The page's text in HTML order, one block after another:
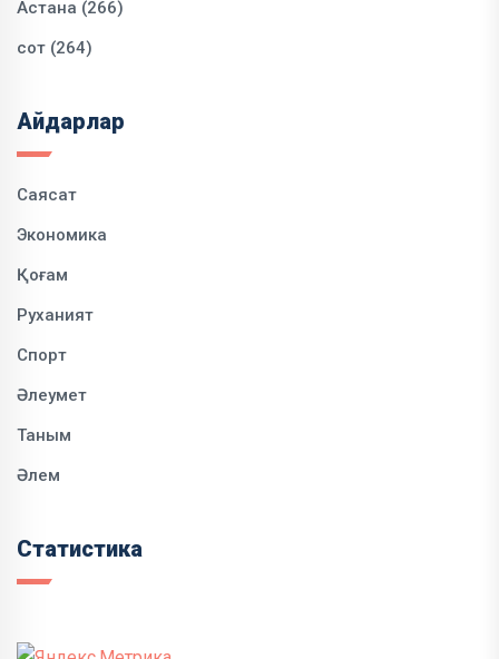
Астана (266)
сот (264)
Айдарлар
Саясат
Экономика
Қоғам
Руханият
Спорт
Әлеумет
Таным
Әлем
Статистика